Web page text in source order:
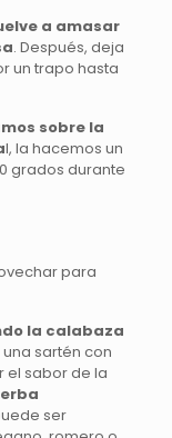
a amasar
. Después, deja
un trapo hasta
sobre la
l, la hacemos un
grados durante
para
la calabaza
sartén con
el sabor de la
ser